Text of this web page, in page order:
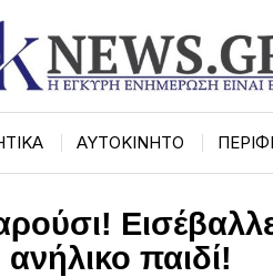
ΑΥΤΟΚΙΝΗΤΟ
ανήλικο παιδί!